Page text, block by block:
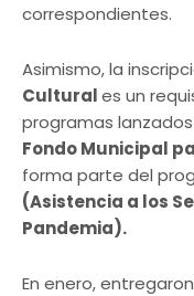
correspondientes.
Asimismo, la
Culturales un
programas
Fondo Municipal
forma parte del
(Asistencia a los
Pandemia).
En enero,